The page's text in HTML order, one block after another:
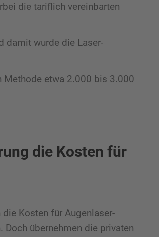
die tariflich vereinbarten
damit wurde die Laser-
Methode etwa 2.000 bis 3.000
die Kosten für
Kosten für Augenlaser-
Doch übernehmen die privaten